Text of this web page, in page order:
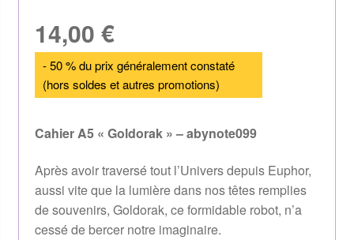
14,00 €
- 50 % du prix généralement constaté
(hors soldes et autres promotions)
Cahier A5 « Goldorak » – abynote099
Après avoir traversé tout l’Univers depuis Euphor,
aussi vite que la lumière dans nos têtes remplies
de souvenirs, Goldorak, ce formidable robot, n’a
cessé de bercer notre imaginaire.